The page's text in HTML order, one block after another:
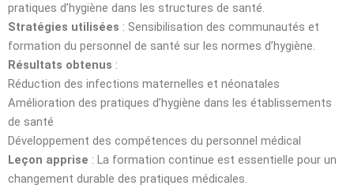
pratiques d’hygiène dans les structures de santé.
Stratégies utilisées : Sensibilisation des communautés et
formation du personnel de santé sur les normes d’hygiène.
Résultats obtenus :
Réduction des infections maternelles et néonatales
Amélioration des pratiques d’hygiène dans les établissements
de santé
Développement des compétences du personnel médical
Leçon apprise : La formation continue est essentielle pour un
changement durable des pratiques médicales.